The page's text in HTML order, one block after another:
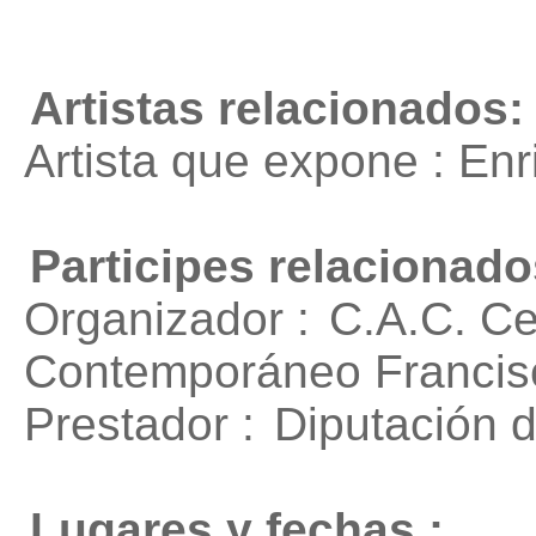
Artistas relacionados:
Artista que expone :
Participes
Organizador : C.A.C.
Contemporáneo
Prestador : Diputación